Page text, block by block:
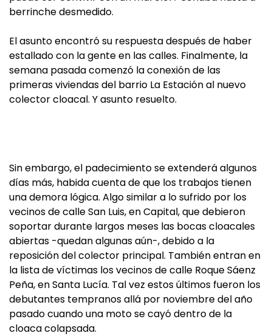
berrinche desmedido.
El asunto encontró su respuesta después de haber
estallado con la gente en las calles. Finalmente, la
semana pasada comenzó la conexión de las
primeras viviendas del barrio La Estación al nuevo
colector cloacal. Y asunto resuelto.
Sin embargo, el padecimiento se extenderá algunos
días más, habida cuenta de que los trabajos tienen
una demora lógica. Algo similar a lo sufrido por los
vecinos de calle San Luis, en Capital, que debieron
soportar durante largos meses las bocas cloacales
abiertas -quedan algunas aún-, debido a la
reposición del colector principal. También entran en
la lista de víctimas los vecinos de calle Roque Sáenz
Peña, en Santa Lucía. Tal vez estos últimos fueron los
debutantes tempranos allá por noviembre del año
pasado cuando una moto se cayó dentro de la
cloaca colapsada.